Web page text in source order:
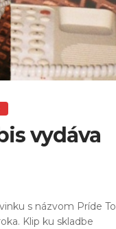
vydáva
s názvom Príde To
Klip ku skladbe